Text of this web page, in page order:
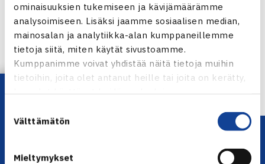
ominaisuuksien tukemiseen ja kävijämäärämme
analysoimiseen. Lisäksi jaamme sosiaalisen median,
mainosalan ja analytiikka-alan kumppaneillemme
tietoja siitä, miten käytät sivustoamme.
Kumppanimme voivat yhdistää näitä tietoja muihin
tietoihin, joita olet antanut heille tai joita on kerätty,
kun olet käyttänyt heidän palvelujaan.
valinta
Välttämätön
Mieltymykset
Jaa:
← Edellinen
Lataa OmaTennis!